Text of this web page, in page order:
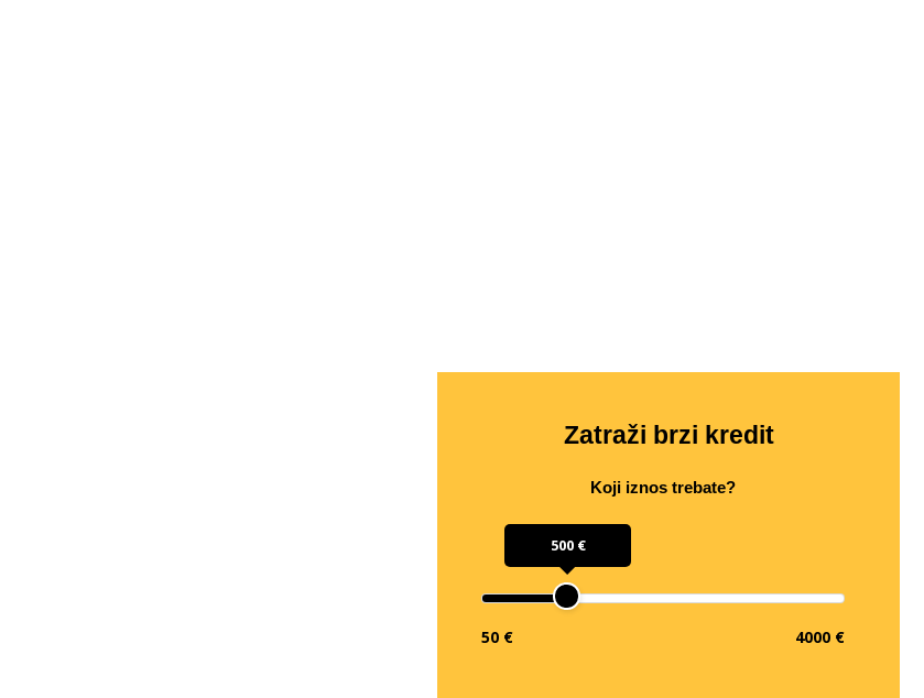
Zatraži brzi kredit
Koji iznos trebate?
500 €
50 € 4000 €